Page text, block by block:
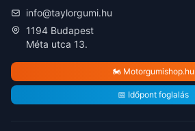
info@taylorgumi.hu
1194 Budapest
Méta utca 13.
🏍️ Motorgumishop.hu
📅 Időpont foglalás